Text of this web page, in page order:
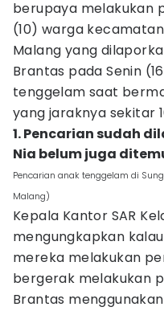
berupaya melakukan
(10) warga
Malang yang
Brantas pada Senin
tenggelam saat
yang jaraknya sekitar
1. Pencarian sudah
Nia belum juga
Pencarian anak tenggelam di
Malang)
Kepala Kantor SAR
mengungkapkan
mereka melakukan
bergerak melakukan
Brantas